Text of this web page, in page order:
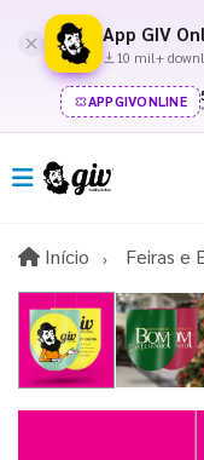
App GIV
10 mil+
APPGIVONLINE
Início InícioFeiras e